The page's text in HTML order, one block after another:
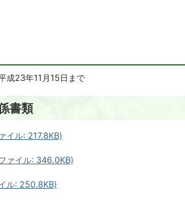
成23年11月15日まで
書類
イル: 217.8KB)
ァイル: 346.0KB)
ル: 250.8KB)